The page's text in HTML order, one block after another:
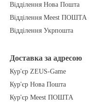
Відділення Нова Пошта
Відділення Meest ПОШТА
Відділення Укрпошта
Доставка за адресою
Кур'єр ZEUS-Game
Кур'єр Нова Пошта
Кур'єр Meest ПОШТА